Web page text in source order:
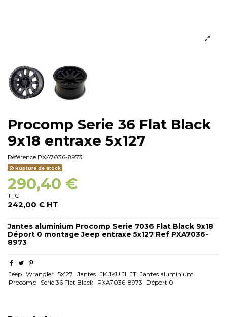
Procomp Serie 36 Flat Black
9x18 entraxe 5x127
Référence PXA7036-8973
Rupture de stock
290,40 €
TTC
242,00 € HT
Jantes aluminium Procomp Serie 7036 Flat Black 9x18
Déport 0 montage Jeep entraxe 5x127 Ref PXA7036-
8973
Jeep Wrangler 5x127 Jantes JK JKU JL JT Jantes aluminium
Procomp Serie 36 Flat Black PXA7036-8973 Déport 0